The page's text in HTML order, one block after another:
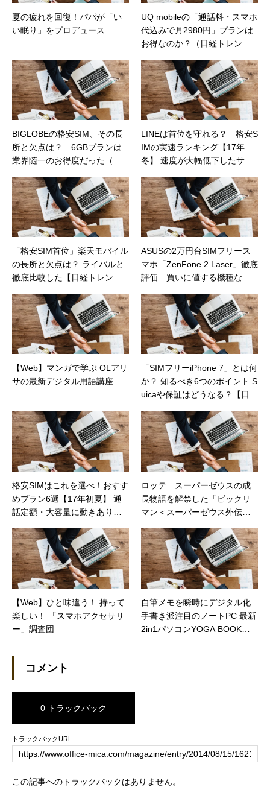
夏の疲れを回復！パパが「い
い眠り」をプロデュース
UQ mobileの「通話料・スマホ
代込みで月2980円」プランは
お得なのか？（日経トレンデ
BIGLOBEの格安SIM、その長
所と欠点は？ 6GBプランは
業界随一のお得度だった（日
LINEは首位を守れる？ 格安S
IMの実速ランキング【17年
冬】 速度が大幅低下したサー
ト】
「格安SIM首位」楽天モバイル
の長所と欠点は？ ライバルと
徹底比較した【日経トレンデ
ASUSの2万円台SIMフリース
マホ「ZenFone 2 Laser」徹底
評価 買いに値する機種なの
ト）
【Web】マンガで学ぶ OLアリ
サの最新デジタル用語講座
「SIMフリーiPhone 7」とは何
か？ 知るべき6つのポイント S
uicaや保証はどうなる？【日経
格安SIMはこれを選べ！おすす
めプラン6選【17年初夏】 通
話定額・大容量に動きあり
ロッテ スーパーゼウスの成
長物語を解禁した「ビックリ
マン＜スーパーゼウス外伝
【Web】ひと味違う！ 持って
楽しい！ 「スマホアクセサリ
ー」調査団
自筆メモを瞬時にデジタル化
手書き派注目のノートPC 最新
2in1パソコンYOGA BOOKを
コメント
0 トラックバック
トラックバックURL
この記事へのトラックバックはありません。